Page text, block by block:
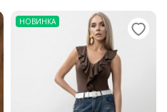
НОВИНКА